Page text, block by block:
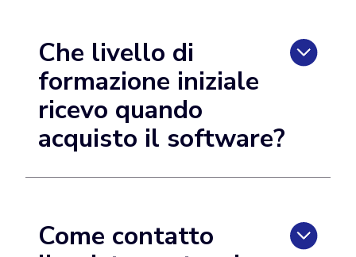
Che livello di
formazione iniziale
ricevo quando
acquisto il software?
Come contatto